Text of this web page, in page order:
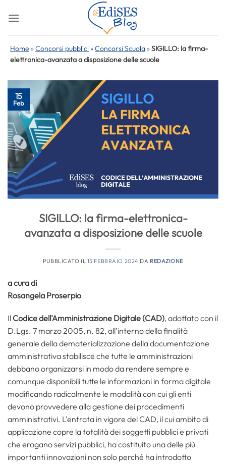
Home »Concorsi pubblici »Concorsi Scuola »SIGILLO: la firma-
elettronica-avanzata a disposizione delle scuole
15
Feb
SIGILLO: la firma-elettronica-
avanzata a disposizione delle scuole
PUBBLICATO IL 15 FEBBRAIO 2024 DA REDAZIONE
a cura di
Rosangela Proserpio
Il Codice dell’Amministrazione Digitale (CAD), adottato con il
D.Lgs. 7 marzo 2005, n. 82, all’interno della finalità
generale della dematerializzazione della documentazione
amministrativa stabilisce che tutte le amministrazioni
debbano organizzarsi in modo da rendere sempre e
comunque disponibili tutte le informazioni in forma digitale
modificando radicalmente le modalità con cui gli enti
devono provvedere alla gestione dei procedimenti
amministrativi. L’entrata in vigore del CAD, il cui ambito di
applicazione copre la totalità dei soggetti pubblici e privati
che erogano servizi pubblici, ha costituito una delle più
importanti innovazioni non solo perché ha introdotto